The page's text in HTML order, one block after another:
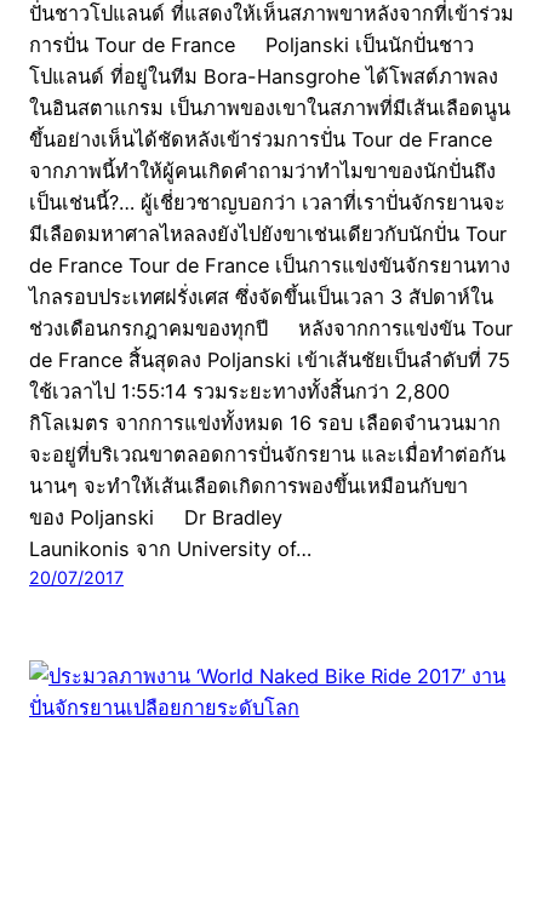
ปั่นชาวโปแลนด์ ที่แสดงให้เห็นสภาพขาหลังจากที่เข้าร่วม
การปั่น Tour de France Poljanski เป็นนักปั่นชาว
โปแลนด์ ที่อยู่ในทีม Bora-Hansgrohe ได้โพสต์ภาพลง
ในอินสตาแกรม เป็นภาพของเขาในสภาพที่มีเส้นเลือดนูน
ขึ้นอย่างเห็นได้ชัดหลังเข้าร่วมการปั่น Tour de France
จากภาพนี้ทำให้ผู้คนเกิดคำถามว่าทำไมขาของนักปั่นถึง
เป็นเช่นนี้?… ผู้เชี่ยวชาญบอกว่า เวลาที่เราปั่นจักรยานจะ
มีเลือดมหาศาลไหลลงยังไปยังขาเช่นเดียวกับนักปั่น Tour
de France Tour de France เป็นการแข่งขันจักรยานทาง
ไกลรอบประเทศฝรั่งเศส ซึ่งจัดขึ้นเป็นเวลา 3 สัปดาห์ใน
ช่วงเดือนกรกฎาคมของทุกปี หลังจากการแข่งขัน Tour
de France สิ้นสุดลง Poljanski เข้าเส้นชัยเป็นลำดับที่ 75
ใช้เวลาไป 1:55:14 รวมระยะทางทั้งสิ้นกว่า 2,800
กิโลเมตร จากการแข่งทั้งหมด 16 รอบ เลือดจำนวนมาก
จะอยู่ที่บริเวณขาตลอดการปั่นจักรยาน และเมื่อทำต่อกัน
นานๆ จะทำให้เส้นเลือดเกิดการพองขึ้นเหมือนกับขา
ของ Poljanski Dr Bradley
Launikonis จาก University of…
20/07/2017